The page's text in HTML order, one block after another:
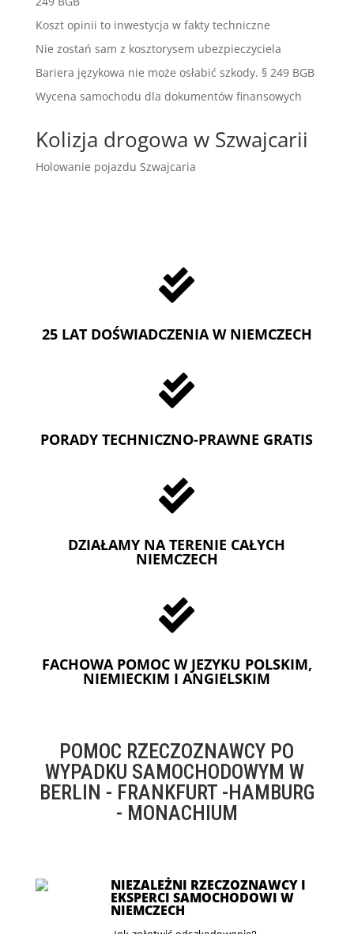
Koszt opinii to inwestycja w fakty techniczne
Nie zostań sam z kosztorysem ubezpieczyciela
Bariera językowa nie może osłabić szkody. § 249 BGB
Wycena samochodu dla dokumentów finansowych
Kolizja drogowa w Szwajcarii
Holowanie pojazdu Szwajcaria

25 LAT DOŚWIADCZENIA W NIEMCZECH

PORADY TECHNICZNO-PRAWNE GRATIS

DZIAŁAMY NA TERENIE CAŁYCH
NIEMCZECH

FACHOWA POMOC W JEZYKU POLSKIM,
NIEMIECKIM I ANGIELSKIM
POMOC RZECZOZNAWCY PO
WYPADKU SAMOCHODOWYM W
BERLIN - FRANKFURT -HAMBURG
- MONACHIUM
NIEZALEŻNI RZECZOZNAWCY I
EKSPERCI SAMOCHODOWI W
NIEMCZECH